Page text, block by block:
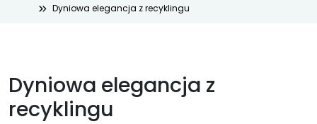
Dyniowa elegancja z recyklingu
Dyniowa elegancja z
recyklingu